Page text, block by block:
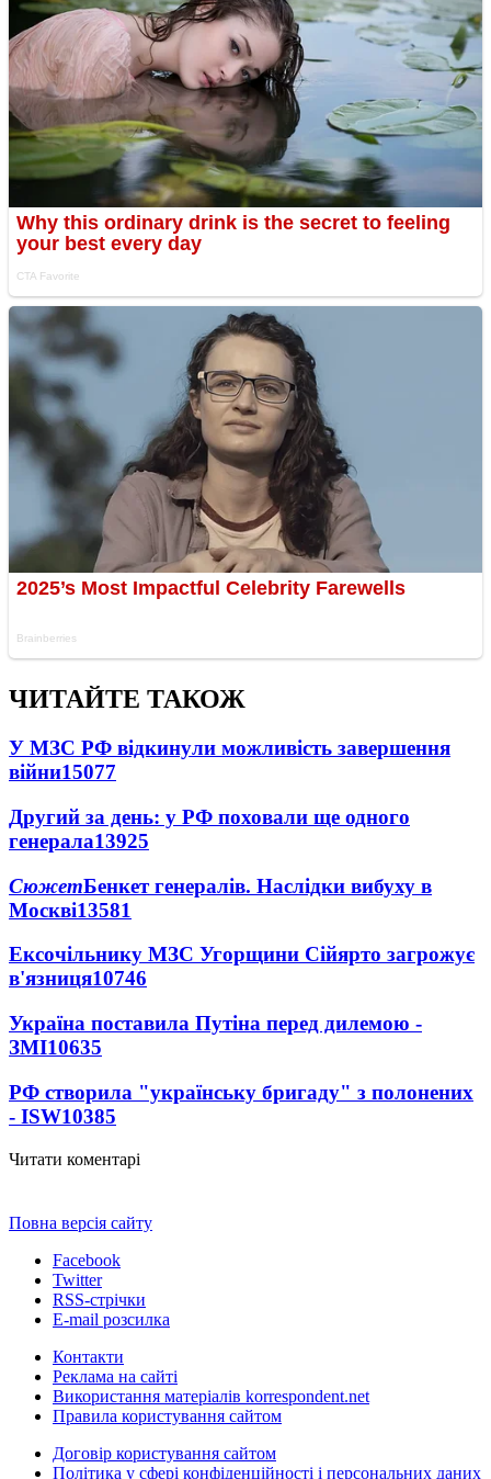
ЧИТАЙТЕ ТАКОЖ
У МЗС РФ відкинули можливість завершення
війни15077
Другий за день: у РФ поховали ще одного
генерала13925
СюжетБенкет генералів. Наслідки вибуху в
Москві13581
Ексочільнику МЗС Угорщини Сійярто загрожує
в'язниця10746
Україна поставила Путіна перед дилемою -
ЗМІ10635
РФ створила "українську бригаду" з полонених
- ISW10385
Читати коментарі
Повна версія сайту
Facebook
Twitter
RSS-стрічки
E-mail розсилка
Контакти
Реклама на сайті
Використання матеріалів korrespondent.net
Правила користування сайтом
Договір користування сайтом
Політика у сфері конфіденційності і персональних даних